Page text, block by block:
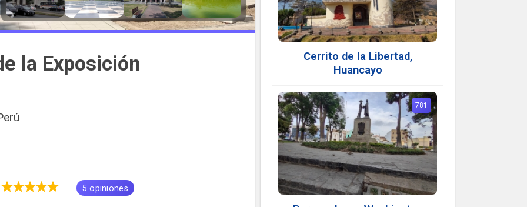
la Exposición
5 opiniones
Cerrito de la Libertad,
Huancayo
781